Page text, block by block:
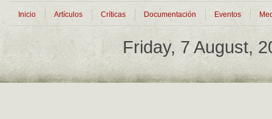
Inicio Artículos Críticas Documentación Eventos
Friday, 7 August,